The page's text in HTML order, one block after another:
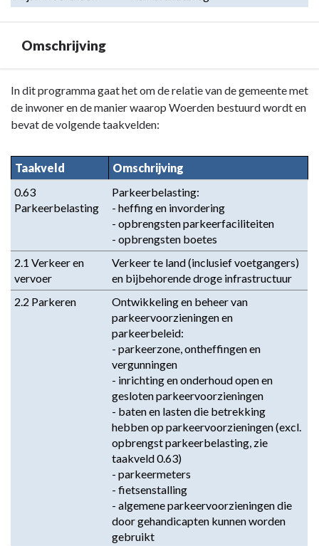
Omschrijving
Terug
naar
navigatie
Programma
Fysiek
beheer
vervoer
In dit programma gaat het om de relatie van de gemeente met
de inwoner en de manier waarop Woerden bestuurd wordt en
bevat de volgende taakvelden:
Taakveld
Omschrijving
0.63
Parkeerbelasting
Parkeerbelasting:
- heffing en invordering
- opbrengsten parkeerfaciliteiten
- opbrengsten boetes
2.1 Verkeer en
vervoer
Verkeer te land (inclusief voetgangers)
en bijbehorende droge infrastructuur
2.2 Parkeren
Ontwikkeling en beheer van
parkeervoorzieningen en
parkeerbeleid:
- parkeerzone, ontheffingen en
vergunningen
- inrichting en onderhoud open en
gesloten parkeervoorzieningen
- baten en lasten die betrekking
hebben op parkeervoorzieningen (excl.
opbrengst parkeerbelasting, zie
taakveld 0.63)
- parkeermeters
- fietsenstalling
- algemene parkeervoorzieningen die
door gehandicapten kunnen worden
gebruikt